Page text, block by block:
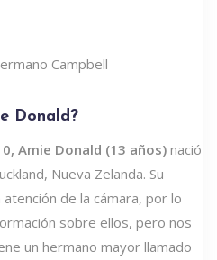
Donald?
Amie Donald (13 años) nació
Nueva Zelanda. Su
de la cámara, por lo
sobre ellos, pero nos
un hermano mayor llamado